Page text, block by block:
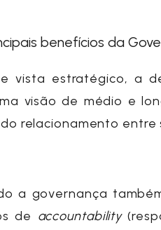
benefícios da
vista estratégico, a
visão de médio e
relacionamento entre
a governança
de accountability